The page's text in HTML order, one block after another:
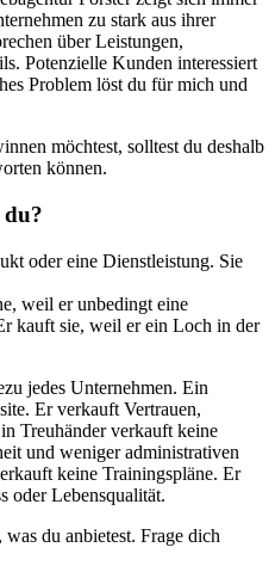
zu stark aus ihrer
über Leistungen,
Potenzielle Kunden interessiert
Problem löst du für mich und
möchtest, solltest du deshalb
können.
du?
oder eine Dienstleistung. Sie
weil er unbedingt eine
kauft sie, weil er ein Loch in der
jedes Unternehmen. Ein
Er verkauft Vertrauen,
Treuhänder verkauft keine
und weniger administrativen
keine Trainingspläne. Er
oder Lebensqualität.
du anbietest. Frage dich